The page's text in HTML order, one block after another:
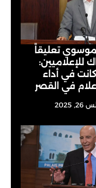
تعليقاً
للإعلاميين:
في أداء
في القصر